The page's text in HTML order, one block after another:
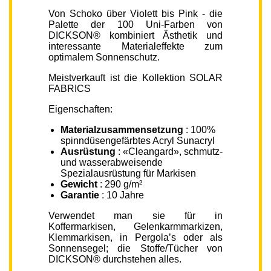
Von Schoko über Violett bis Pink - die
Palette der 100 Uni-Farben von
DICKSON® kombiniert Ästhetik und
interessante Materialeffekte zum
optimalem Sonnenschutz.
Meistverkauft ist die Kollektion SOLAR
FABRICS
Eigenschaften:
Materialzusammensetzung : 100%
spinndüsengefärbtes Acryl Sunacryl
Ausrüstung : «Cleangard», schmutz-
und wasserabweisende
Spezialausrüstung für Markisen
Gewicht : 290 g/m²
Garantie : 10 Jahre
Verwendet man sie für in
Koffermarkisen, Gelenkarmmarkizen,
Klemmarkisen, in Pergola’s oder als
Sonnensegel; die Stoffe/Tücher von
DICKSON® durchstehen alles.